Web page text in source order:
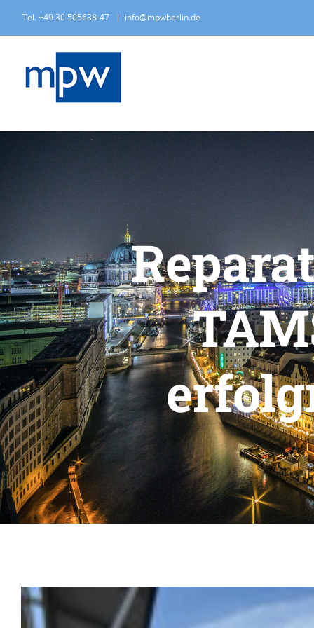
Zum
Inhalt
Tel. +49 30 505638-47 | info@mpwberlin.de
Zeige
grösseres